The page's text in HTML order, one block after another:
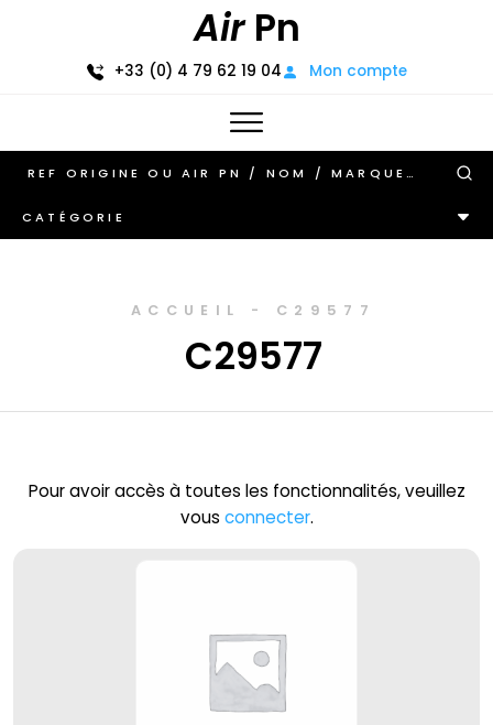
AirPn
+33 (0) 4 79 62 19 04 Mon compte
CATÉGORIE
ACCUEIL - C29577
C29577
Pour avoir accès à toutes les fonctionnalités, veuillez
vous connecter.